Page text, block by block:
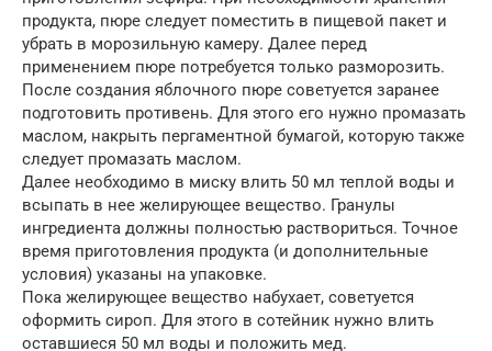
продукта, пюре следует поместить в пищевой пакет и
убрать в морозильную камеру. Далее перед
применением пюре потребуется только разморозить.
После создания яблочного пюре советуется заранее
подготовить противень. Для этого его нужно промазать
маслом, накрыть пергаментной бумагой, которую также
следует промазать маслом.
Далее необходимо в миску влить 50 мл теплой воды и
всыпать в нее желирующее вещество. Гранулы
ингредиента должны полностью раствориться. Точное
время приготовления продукта (и дополнительные
условия) указаны на упаковке.
Пока желирующее вещество набухает, советуется
оформить сироп. Для этого в сотейник нужно влить
оставшиеся 50 мл воды и положить мед.